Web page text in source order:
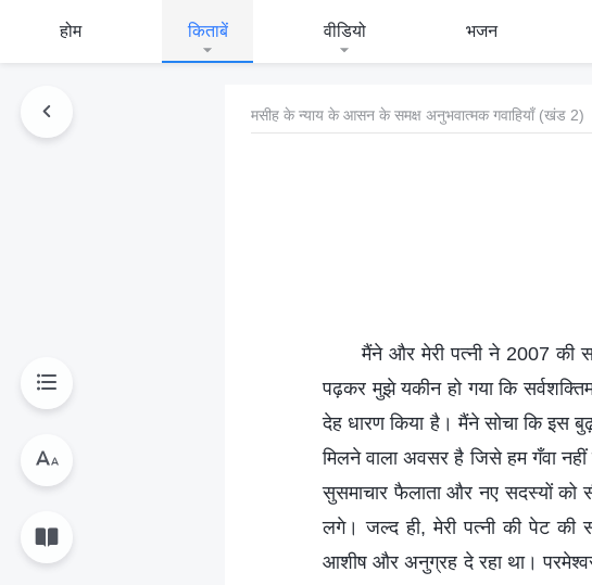
होम किताबें वीडियो भजन
मसीह के न्याय के आसन के समक्ष अनुभवात्मक गवाहियाँ (खंड 2)
मैंने और मेरी पत्नी ने 2007 की
पढ़कर मुझे यकीन हो गया कि
देह धारण किया है। मैंने सोचा कि इस
मिलने वाला अवसर है जिसे हम गँवा
सुसमाचार फैलाता और नए सदस्यों को
लगे। जल्द ही, मेरी पत्नी की पेट
आशीष और अनुग्रह दे रहा था।